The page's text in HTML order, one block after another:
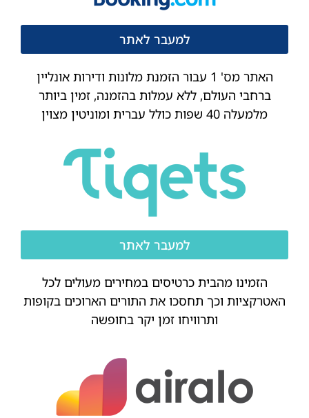
למעבר לאתר
האתר מס' 1 עבור הזמנת מלונות ודירות אונליין
ברחבי העולם, ללא עמלות בהזמנה, זמין ביותר
מלמעלה 40 שפות כולל עברית ומוניטין מצוין
למעבר לאתר
הזמינו מהבית כרטיסים במחירים מעולים לכל
האטרקציות וכך תחסכו את התורים הארוכים בקופות
ותרוויחו זמן יקר בחופשה